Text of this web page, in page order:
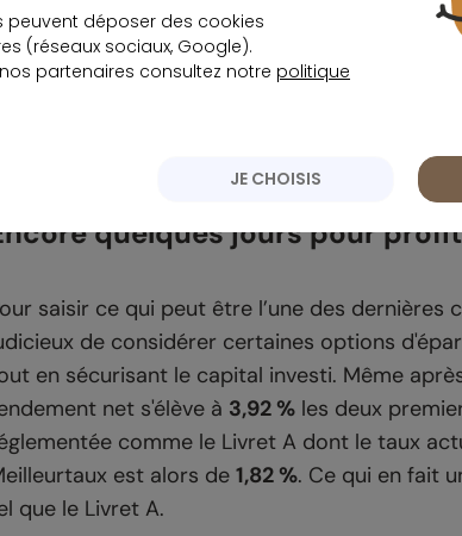
plusieurs experts, le taux du livret A
notamment, du ralentissement de la hausse
ce qui pourrait pousser les épargnants à
quelques jours pour
saisir ce qui peut être l’une des
de considérer certaines options
en sécurisant le capital investi. Même
net s'élève à 3,92 % les deux
comme le Livret A dont le taux
est alors de 1,82 %. Ce qui en fait
que le Livret A.
peuvent déposer des cookies
(réseaux sociaux, Google).
partenaires consultez notre politique
JE CHOISIS